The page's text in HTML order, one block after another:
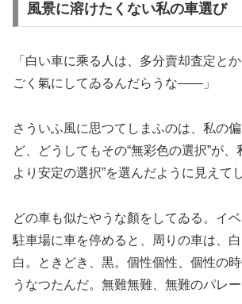
風景に溶けたくない私の車選び
「白い車に乘る人は、多分賣却査定と
ごく氣にしてゐるんだらうな――」
さういふ風に思つてしまふのは、私の
ど、どうしてもその“無彩色の選択”が、
より安定の選択”を選んだように見えて
どの車も似たやうな顏をしてゐる。イ
駐車場に車を停めると、周りの車は、白
白。ときどき、黒。個性個性、個性の
うなつたんだ。無難無難、無難のパレー